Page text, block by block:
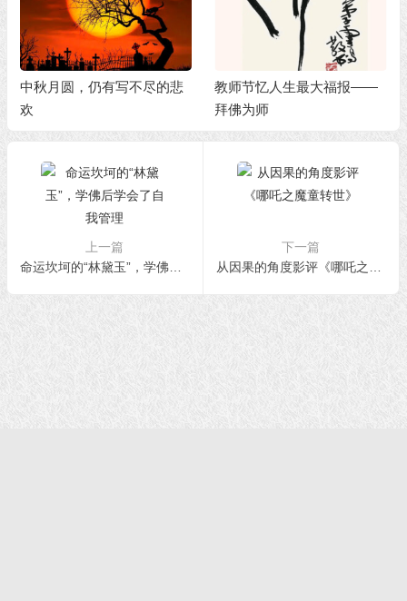
中秋月圆，仍有写不尽的悲
欢
教师节忆人生最大福报——
拜佛为师
上一篇
命运坎坷的“林黛玉”，学佛后学会了自我管理
下一篇
从因果的角度影评《哪吒之魔童转世》